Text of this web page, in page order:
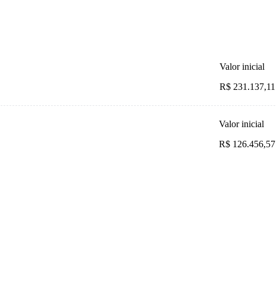
Valor inicial
R$ 231.137,11
Valor inicial
R$ 126.456,57